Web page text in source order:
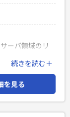
ーバ領域のリ
・アプリケー
よび設計・構
理、設計書な
続きを読む＋
を見る